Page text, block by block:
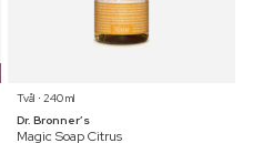
Tvål ⋅ 240 ml
Dr. Bronner’s
Magic Soap Citrus